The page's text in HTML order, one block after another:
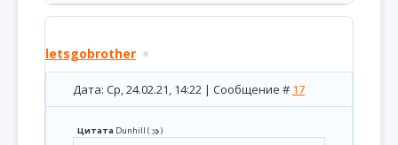
letsgobrother
Дата: Ср, 24.02.21, 14:22 | Сообщение # 17
Цитата Dunhill ( )